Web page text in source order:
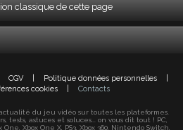
classique de cette page
CGV Politique données personnelles
cookies Contacts
du jeu vidéo sur toutes les plateformes.
tests, astuces et soluces... on vous dit tout ! PC,
One, Xbox One X, PS3, Xbox 360, Nintendo Switch,